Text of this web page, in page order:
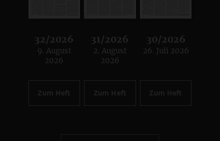
32/2026
:
9. August
2026
Zum Heft
31/2026
:
2. August
2026
Zum Heft
30/2026
:
26. Juli 2026
Zum Heft